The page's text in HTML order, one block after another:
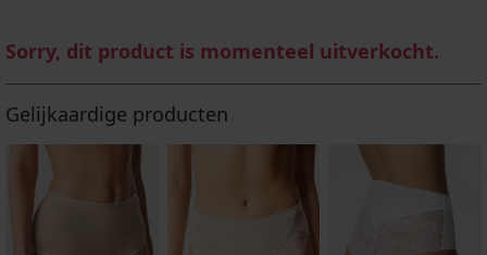
Sorry, dit product is momenteel uitverkocht.
Gelijkaardige producten